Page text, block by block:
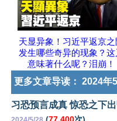
天显异象！习近平返京之
发生哪些奇异的现象？这
意味著什么呢？泪崩！
更多文章导读： 2024年
习恐预言成真 惊恐之下